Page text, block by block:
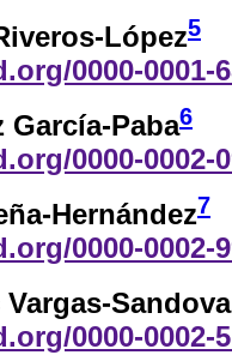
López5
0000-0001-
García-Paba6
0000-0002-
Hernández7
0000-0002-
0000-0002-